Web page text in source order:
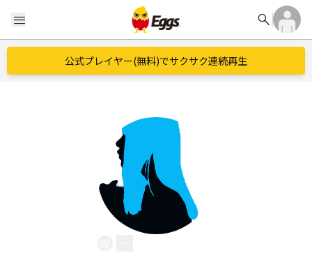
menu search
公式プレイヤー(無料)でサクサク連続再生